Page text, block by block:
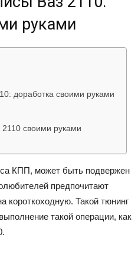
Ладаруками
доработка своими руками
2110 своими руками
КПП, может быть подвержен
предпочитают
короткоходную. Такой тюнинг
такой операции, как